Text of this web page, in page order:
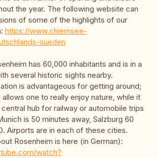
the year. The following website can
of some of the highlights of our
https://www.chiemsee-
sueden
has 60,000 inhabitants and is in a
several historic sights nearby.
is advantageous for getting around;
one to really enjoy nature, while it
hub for railway or automobile trips
is 50 minutes away, Salzburg 60
Airports are in each of these cities.
Rosenheim is here (in German):
watch?